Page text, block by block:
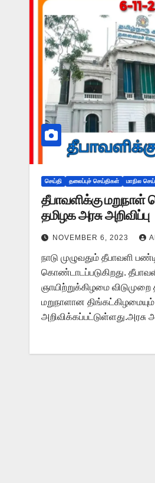
செய்தி தலைப்புச் செய்திகள் மாநில
தீபாவளிக்கு மறுநாள்
தமிழக அரசு அறிவிப்பு
NOVEMBER 6, 2023
நாடு முழுவதும் தீபாவளி
கொண்டாடப்படுகிறது.
ஞாயிற்றுக்கிழமை
மறுநாளான திங்கட்கிழமையும்
அறிவிக்கப்பட்டுள்ளது.அரசு